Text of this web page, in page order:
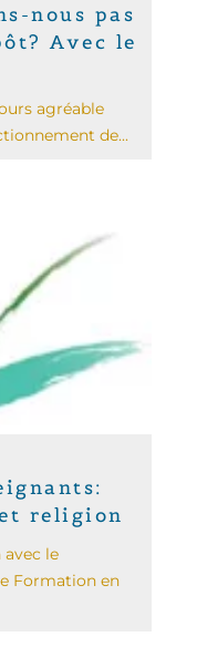
nous pas
Avec le
agréable
de...
religion
avec le
Formation en